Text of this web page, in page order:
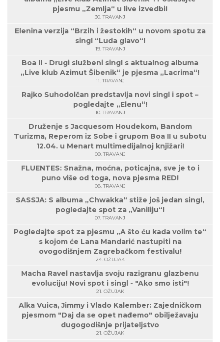
pjesmu „Zemlja“ u live izvedbi!
30. TRAVANJ
Elenina verzija “Brzih i žestokih“ u novom spotu za
singl “Luda glavo“!
19. TRAVANJ
Boa II - Drugi službeni singl s aktualnog albuma
„Live klub Azimut Šibenik“ je pjesma „Lacrima“!
11. TRAVANJ
Rajko Suhodolčan predstavlja novi singl i spot –
pogledajte „Elenu“!
10. TRAVANJ
Druženje s Jacquesom Houdekom, Bandom
Turizma, Reperom iz Sobe i grupom Boa II u subotu
12.04. u Menart multimedijalnoj knjižari!
09. TRAVANJ
FLUENTES: Snažna, moćna, poticajna, sve je to i
puno više od toga, nova pjesma RED!
08. TRAVANJ
SASSJA: S albuma „Chwakka“ stiže još jedan singl,
pogledajte spot za „Vaniliju“!
07. TRAVANJ
Pogledajte spot za pjesmu „A što ću kada volim te“
s kojom će Lana Mandarić nastupiti na
ovogodišnjem Zagrebačkom festivalu!
24. OŽUJAK
Macha Ravel nastavlja svoju razigranu glazbenu
evoluciju! Novi spot i singl - "Ako smo isti"!
21. OŽUJAK
Alka Vuica, Jimmy i Vlado Kalember: Zajedničkom
pjesmom "Daj da se opet nađemo" obilježavaju
dugogodišnje prijateljstvo
21. OŽUJAK